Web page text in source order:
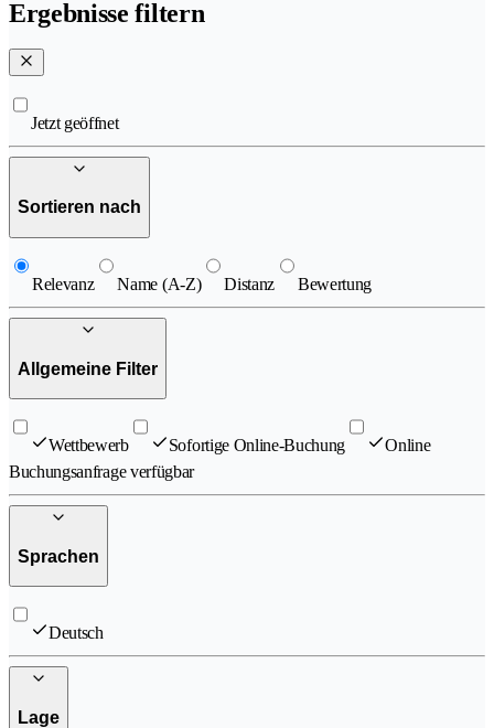
Ergebnisse filtern
Jetzt geöffnet
Sortieren nach
Relevanz Name (A-Z) Distanz Bewertung
Allgemeine Filter
Wettbewerb Sofortige Online-Buchung
Online
Buchungsanfrage verfügbar
Sprachen
Deutsch
Lage